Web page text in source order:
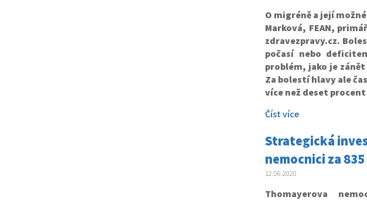
O migréně a její
Marková, FEAN,
zdravezpravy.cz.
počasí nebo
problém, jako je
Za bolestí hlavy ale
více než deset
Číst více
Strategická
nemocnici za
12.06.2020
Thomayerova